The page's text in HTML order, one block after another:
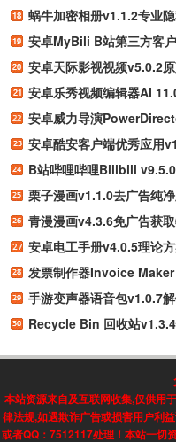
蜗牛加密相册v1.1.2专业
安卓MyBili B站第三方客
安卓天际影视视频v5.0.2
安卓乐秀视频编辑器AI
安卓威力导演
安卓酷安客户端优秀应用
B站哔哩哔哩Bilibili
栗子漫画v1.1.0去广告纯
青漫漫画v4.3.6免广告获
安卓电工手册v4.0.5理论
发票制作器Invoice
手游变声器语音包v1.0.7
Recycle Bin 回收站
本站资源来自及互联网收集,仅供用
律法规,如遇欺诈广告或损害用户利
或者QQ：7512117处理！本站一切